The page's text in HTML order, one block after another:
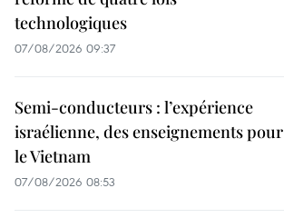
technologiques
07/08/2026 09:37
Semi-conducteurs : l’expérience
israélienne, des enseignements pour
le Vietnam
07/08/2026 08:53